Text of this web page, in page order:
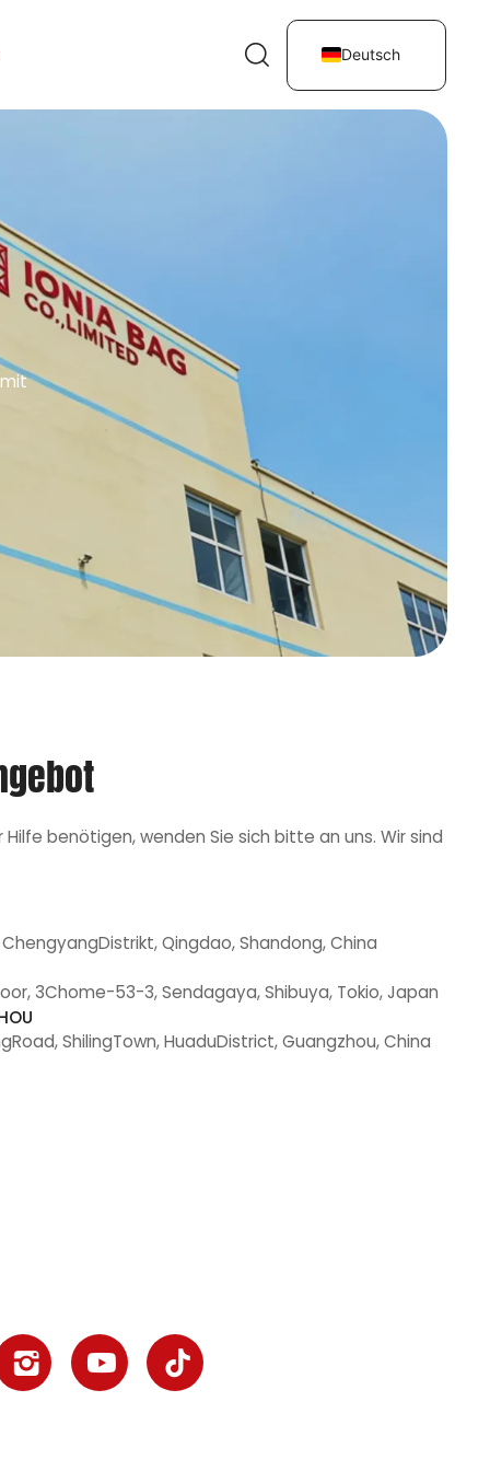
Deutsch
benötigen, wenden Sie sich bitte an uns. Wir sind
Qingdao, Shandong, China
3Chome-53-3, Sendagaya, Shibuya, Tokio, Japan
ShilingTown, HuaduDistrict, Guangzhou, China